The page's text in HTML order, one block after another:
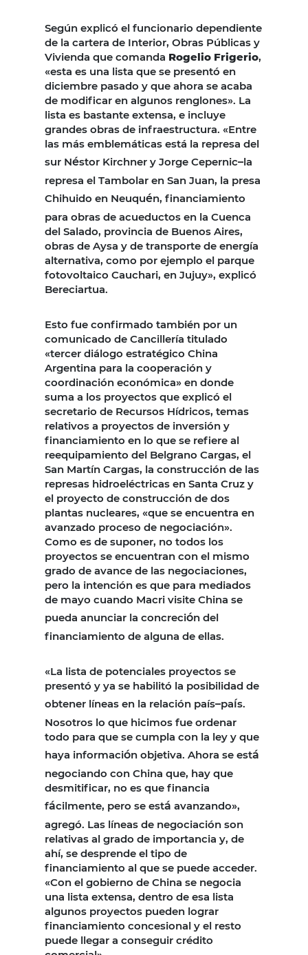
Según explicó el funcionario dependiente
de la cartera de Interior, Obras Públicas y
Vivienda que comanda Rogelio Frigerio,
«esta es una lista que se presentó en
diciembre pasado y que ahora se acaba
de modificar en algunos renglones». La
lista es bastante extensa, e incluye
grandes obras de infraestructura. «Entre
las más emblemáticas está la represa del
sur Néstor Kirchner y Jorge Cepernic–la
represa el Tambolar en San Juan, la presa
Chihuido en Neuquén, financiamiento
para obras de acueductos en la Cuenca
del Salado, provincia de Buenos Aires,
obras de Aysa y de transporte de energía
alternativa, como por ejemplo el parque
fotovoltaico Cauchari, en Jujuy», explicó
Bereciartua.
Esto fue confirmado también por un
comunicado de Cancillería titulado
«tercer diálogo estratégico China
Argentina para la cooperación y
coordinación económica» en donde
suma a los proyectos que explicó el
secretario de Recursos Hídricos, temas
relativos a proyectos de inversión y
financiamiento en lo que se refiere al
reequipamiento del Belgrano Cargas, el
San Martín Cargas, la construcción de las
represas hidroeléctricas en Santa Cruz y
el proyecto de construcción de dos
plantas nucleares, «que se encuentra en
avanzado proceso de negociación».
Como es de suponer, no todos los
proyectos se encuentran con el mismo
grado de avance de las negociaciones,
pero la intención es que para mediados
de mayo cuando Macri visite China se
pueda anunciar la concreción del
financiamiento de alguna de ellas.
«La lista de potenciales proyectos se
presentó y ya se habilitó la posibilidad de
obtener líneas en la relación país–país.
Nosotros lo que hicimos fue ordenar
todo para que se cumpla con la ley y que
haya información objetiva. Ahora se está
negociando con China que, hay que
desmitificar, no es que financia
fácilmente, pero se está avanzando»,
agregó. Las líneas de negociación son
relativas al grado de importancia y, de
ahí, se desprende el tipo de
financiamiento al que se puede acceder.
«Con el gobierno de China se negocia
una lista extensa, dentro de esa lista
algunos proyectos pueden lograr
financiamiento concesional y el resto
puede llegar a conseguir crédito